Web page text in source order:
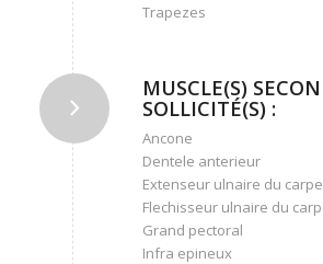
Trapezes
MUSCLE(S)
SOLLICITÉ(S) :
Ancone
Dentele anterieur
Extenseur ulnaire du carpe
Flechisseur ulnaire du
Grand pectoral
Infra epineux